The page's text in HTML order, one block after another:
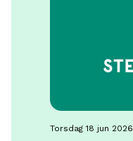
torsdag 18 jun 2026